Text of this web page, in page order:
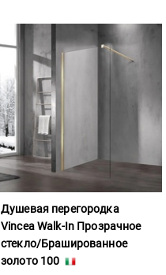
Душевая перегородка
Vincea Walk-In Прозрачное
стекло/Брашированное
золото 100